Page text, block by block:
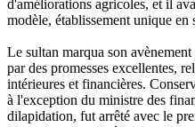
d'améliorations agricoles, et il
modèle, établissement unique en
Le sultan marqua son
par des promesses excellentes,
intérieures et financières.
à l'exception du ministre des
dilapidation, fut arrêté avec le